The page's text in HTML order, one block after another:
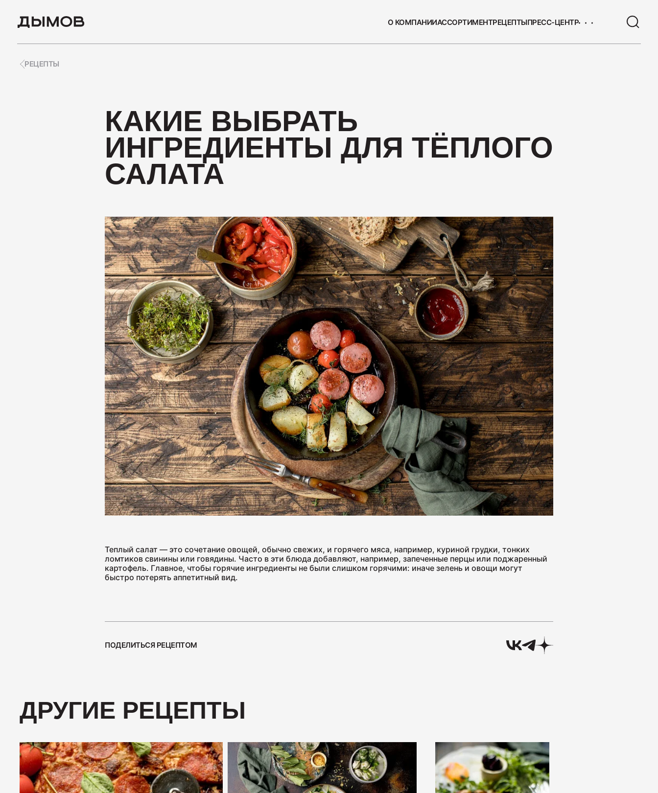
О КОМПАНИИАССОРТИМЕНТРЕЦЕПТЫПРЕСС-ЦЕНТР
110
Нарезка Индейка варёно-копчёная
70
Колбаса сырокопчёная Сальчичон
260
Ветчина "Для тостов"
1700
Колбаса полукопчёная "Краковская"
400
Колбаса сырокопчёная "Зернистая" ГОСТ
200
РЕЦЕПТЫ
КАКИЕ ВЫБРАТЬ
ИНГРЕДИЕНТЫ ДЛЯ ТЁПЛОГО
САЛАТА
Теплый салат — это сочетание овощей, обычно свежих, и горячего мяса, например, куриной грудки, тонких
ломтиков свинины или говядины. Часто в эти блюда добавляют, например, запеченные перцы или поджаренный
картофель. Главное, чтобы горячие ингредиенты не были слишком горячими: иначе зелень и овощи могут
быстро потерять аппетитный вид.
ПОДЕЛИТЬСЯ РЕЦЕПТОМ
ДРУГИЕ РЕЦЕПТЫ